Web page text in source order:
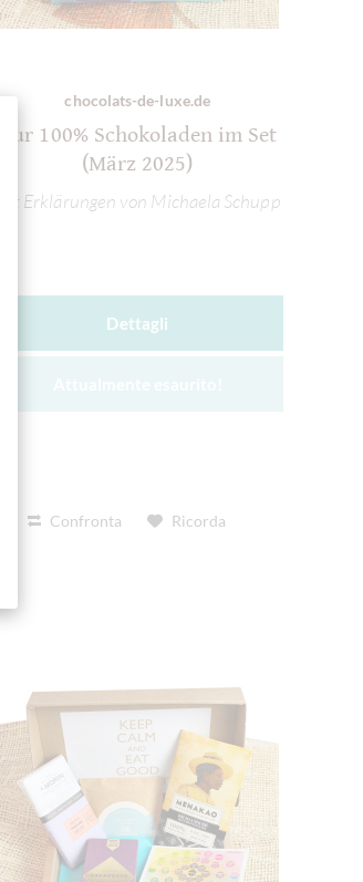
chocolats-de-luxe.de
Nur 100% Schokoladen im Set
(März 2025)
mit Erklärungen von Michaela Schupp
Dettagli
Confronta Ricorda